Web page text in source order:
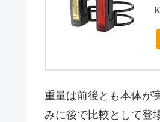
重量は前後とも本体が
みに後で比較として登